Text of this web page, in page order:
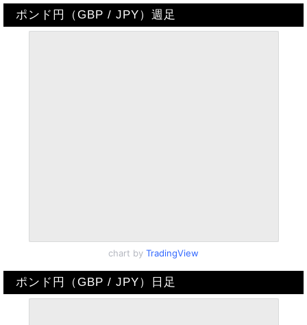
Track all markets on TradingView
ポンド円（GBP / JPY）週足
chart by TradingView
ポンド円（GBP / JPY）日足